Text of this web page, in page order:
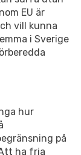
EU är
vill kunna
i Sverige
hur
på
ha fria